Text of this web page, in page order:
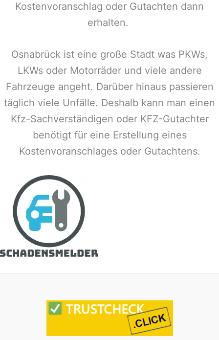
Kostenvoranschlag oder Gutachten dann
erhalten.
Osnabrück ist eine große Stadt was PKWs,
LKWs oder Motorräder und viele andere
Fahrzeuge angeht. Darüber hinaus passieren
täglich viele Unfälle. Deshalb kann man einen
Kfz-Sachverständigen oder KFZ-Gutachter
benötigt für eine Erstellung eines
Kostenvoranschlages oder Gutachtens.